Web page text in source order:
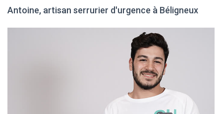
Antoine, artisan serrurier d'urgence à Béligneux